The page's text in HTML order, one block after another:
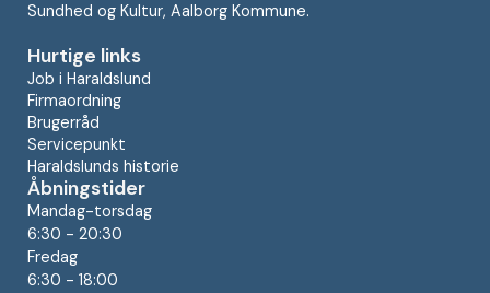
Sundhed og Kultur, Aalborg Kommune.
Hurtige links
Job i Haraldslund
Firmaordning
Brugerråd
Servicepunkt
Haraldslunds historie
Åbningstider
Mandag-torsdag
6:30 - 20:30
Fredag
6:30 - 18:00